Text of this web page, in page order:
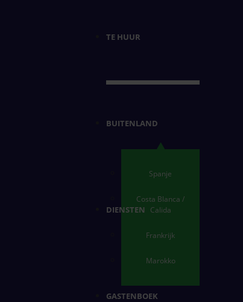
TE HUUR
BUITENLAND
Spanje
Costa Blanca /
Calida
Frankrijk
Marokko
DIENSTEN
GASTENBOEK